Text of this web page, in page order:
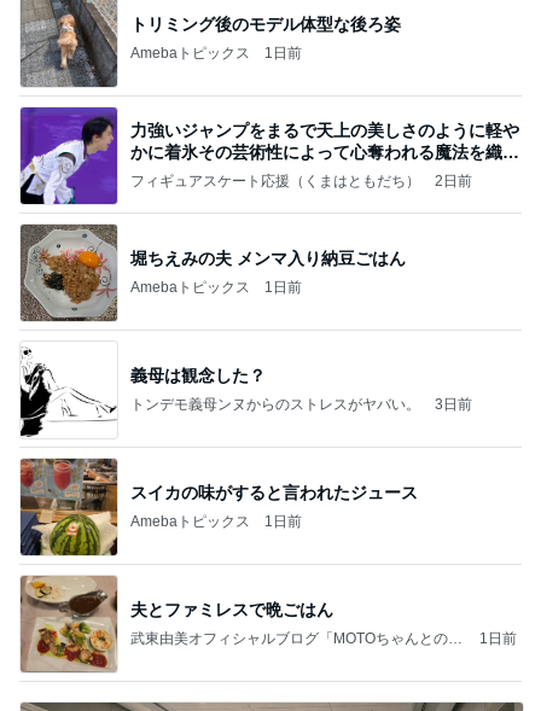
トリミング後のモデル体型な後ろ姿
Amebaトピックス 1日前
力強いジャンプをまるで天上の美しさのように軽や
かに着氷その芸術性によって心奪われる魔法を織り
なす
フィギュアスケート応援（くまはともだち） 2日前
堀ちえみの夫 メンマ入り納豆ごはん
Amebaトピックス 1日前
義母は観念した？
トンデモ義母ンヌからのストレスがヤバい。 3日前
スイカの味がすると言われたジュース
Amebaトピックス 1日前
夫とファミレスで晩ごはん
武東由美オフィシャルブログ「MOTOちゃんとのは
1日前